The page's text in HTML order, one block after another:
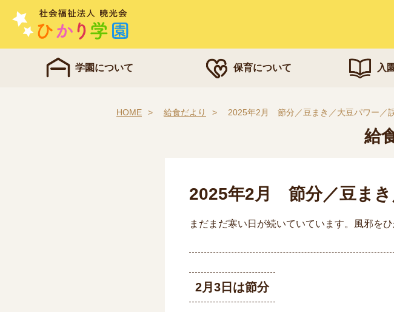
学園について 保育について 入
HOME 給食だより 2025年2月 節分／豆まき／大豆パワー／
給
2025年2月 節分／豆まき
まだまだ寒い日が続いていています。風邪を
2月3日は節分